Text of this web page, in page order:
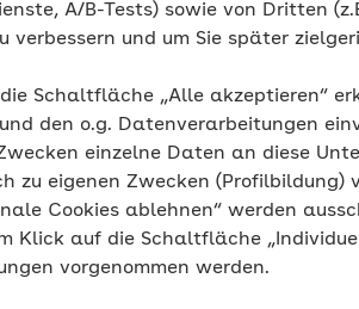
A/B-Tests) sowie von Dritten
verbessern und um Sie später
Schaltfläche „Alle akzeptieren“
den o.g. Datenverarbeitungen
einzelne Daten an diese
zu eigenen Zwecken
Cookies ablehnen“ werden
Klick auf die Schaltfläche
vorgenommen werden.
gesunde etagen - Berrenrather
50939 Köln
Route planen